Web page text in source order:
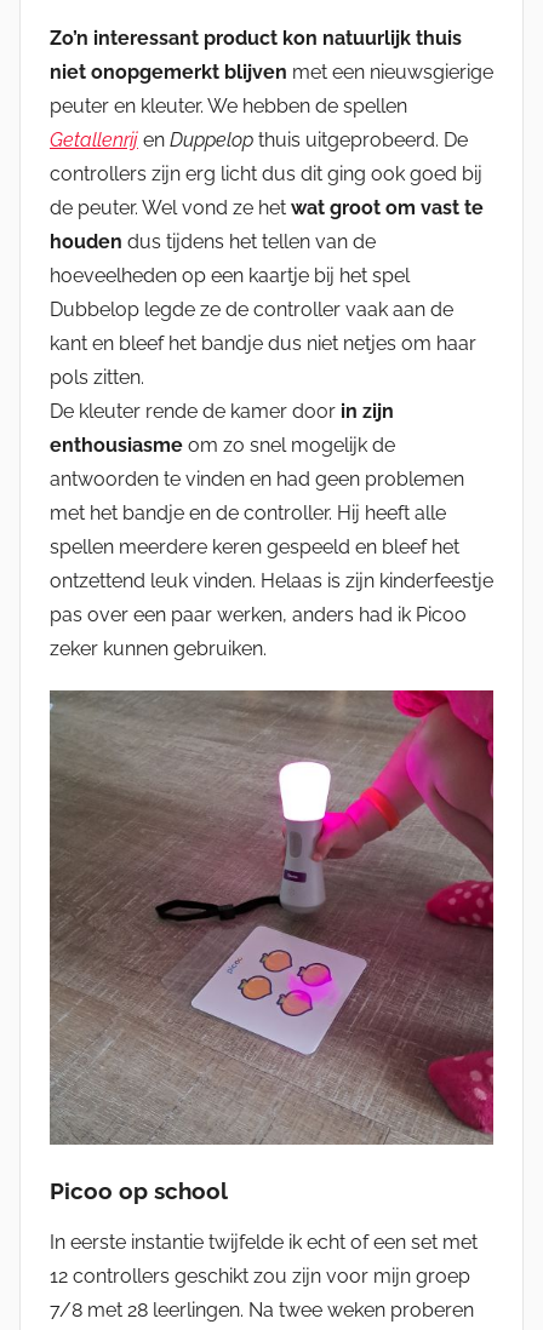
Zo’n interessant product kon natuurlijk thuis
niet onopgemerkt blijven met een nieuwsgierige
peuter en kleuter. We hebben de spellen
Getallenrij en Duppelop thuis uitgeprobeerd. De
controllers zijn erg licht dus dit ging ook goed bij
de peuter. Wel vond ze het wat groot om vast te
houden dus tijdens het tellen van de
hoeveelheden op een kaartje bij het spel
Dubbelop legde ze de controller vaak aan de
kant en bleef het bandje dus niet netjes om haar
pols zitten.
De kleuter rende de kamer door in zijn
enthousiasme om zo snel mogelijk de
antwoorden te vinden en had geen problemen
met het bandje en de controller. Hij heeft alle
spellen meerdere keren gespeeld en bleef het
ontzettend leuk vinden. Helaas is zijn kinderfeestje
pas over een paar werken, anders had ik Picoo
zeker kunnen gebruiken.
Picoo op school
In eerste instantie twijfelde ik echt of een set met
12 controllers geschikt zou zijn voor mijn groep
7/8 met 28 leerlingen. Na twee weken proberen